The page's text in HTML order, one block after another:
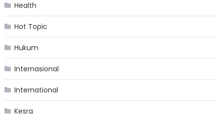
Health
Hot Topic
Hukum
Internasional
International
Kesra